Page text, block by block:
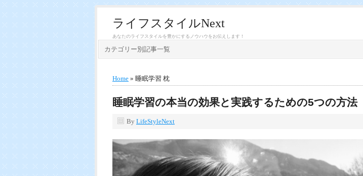
ライフスタイルNext
あなたのライフスタイルを豊かにするノウハウをお伝えします！
カテゴリー別記事一覧
Home » 睡眠学習 枕
睡眠学習の本当の効果と実践するための5つの方法
By LifeStyleNext